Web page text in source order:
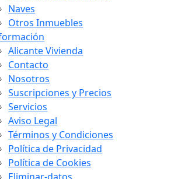
Naves
Otros Inmuebles
Alicante Vivienda
Contacto
Nosotros
Suscripciones y Precios
Servicios
Aviso Legal
Términos y Condiciones
Política de Privacidad
Política de Cookies